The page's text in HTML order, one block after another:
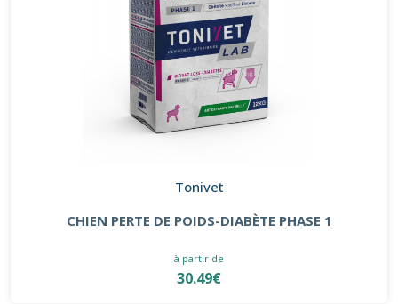
Tonivet
CHIEN PERTE DE POIDS-DIABÈTE PHASE 1
à partir de
30.49€